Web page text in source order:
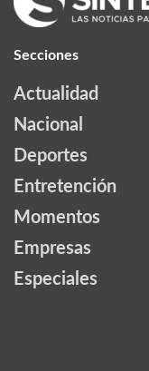
Secciones
Actualidad
Nacional
Deportes
Entretención
Momentos
Empresas
Especiales